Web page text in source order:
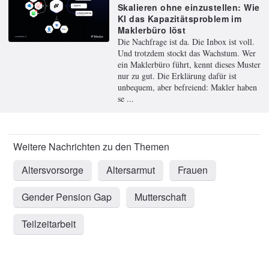
Skalieren ohne einzustellen: Wie
KI das Kapazitätsproblem im
Maklerbüro löst
Die Nachfrage ist da. Die Inbox ist voll.
Und trotzdem stockt das Wachstum. Wer
ein Maklerbüro führt, kennt dieses Muster
nur zu gut. Die Erklärung dafür ist
unbequem, aber befreiend: Makler haben
se ...
Altersvorsorge Altersarmut
Frauen
Gender Pension Gap
Mutterschaft
Teilzeitarbeit